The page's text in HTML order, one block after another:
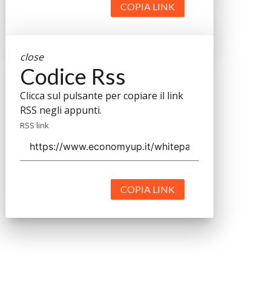
COPIA LINK
close
Codice Rss
Clicca sul pulsante per copiare il link
RSS negli appunti.
RSS link
COPIA LINK